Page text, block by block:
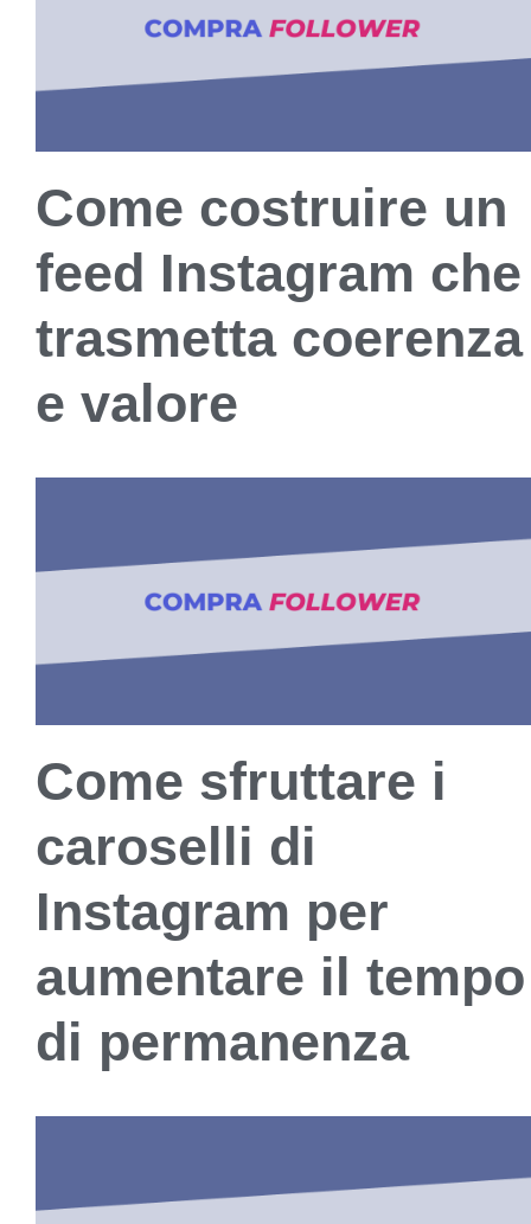
Come costruire un
feed Instagram che
trasmetta coerenza
e valore
Come sfruttare i
caroselli di
Instagram per
aumentare il tempo
di permanenza